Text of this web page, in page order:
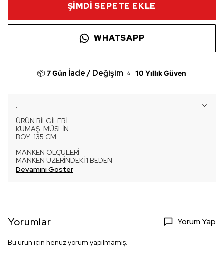
ŞİMDİ SEPETE EKLE
WHATSAPP
📦 7 Gün İade / Değişim ⭐ 10 Yıllık Güven
.
ÜRÜN BİLGİLERİ
KUMAŞ: MÜSLİN
BOY: 135 CM
MANKEN ÖLÇÜLERİ
MANKEN ÜZERİNDEKİ 1 BEDEN
Devamını Göster
Yorumlar Yorum Yap
Bu ürün için henüz yorum yapılmamış.